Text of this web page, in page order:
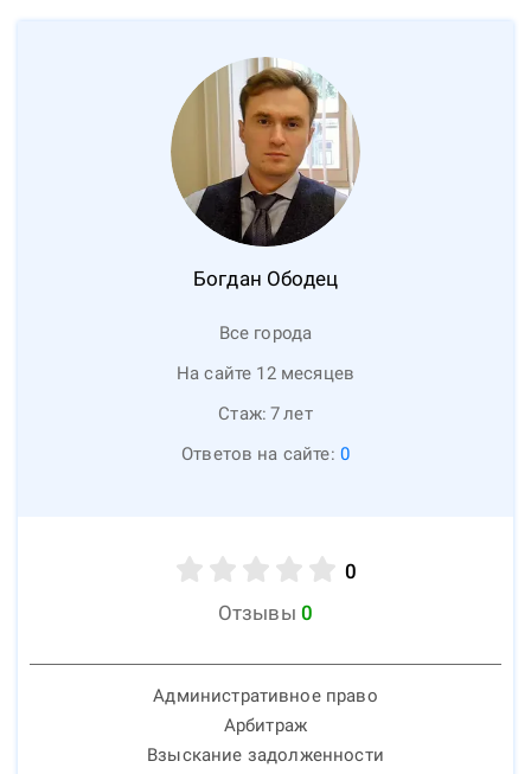
Богдан Ободец
Все города
На сайте 12 месяцев
Стаж: 7лет
Ответов на сайте: 0
0
Отзывы 0
Административное право
Арбитраж
Взыскание задолженности